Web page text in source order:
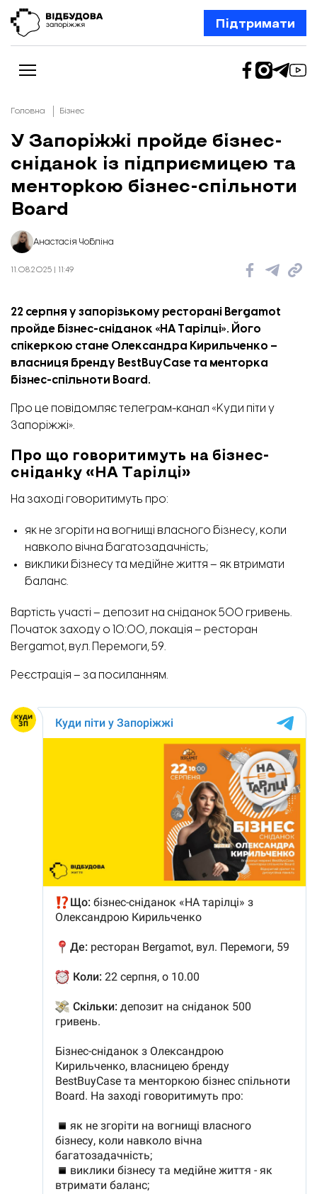
Підтримати
Новини
Відбудова Запоріжжя
Ексклюзив
Бізнес
Шлях додому
Колонки
Про нас
Редакційна політика
Головна Бізнес
У Запоріжжі пройде бізнес-
сніданок із підприємицею та
менторкою бізнес-спільноти
Board
Анастасія Чобліна
11.08.2025 | 11:49
22 серпня у запорізькому ресторані Bergamot
пройде бізнес-сніданок «НА Тарілці». Його
спікеркою стане Олександра Кирильченко –
власниця бренду BestBuyCase та менторка
бізнес-спільноти Board.
Про це повідомляє телеграм-канал «Куди піти у
Запоріжжі».
Про що говоритимуть на бізнес-
сніданку «НА Тарілці»
На заході говоритимуть про:
як не згоріти на вогнищі власного бізнесу, коли
навколо вічна багатозадачність;
виклики бізнесу та медійне життя – як втримати
баланс.
Вартість участі – депозит на сніданок 500 гривень.
Початок заходу о 10:00, локація – ресторан
Bergamot, вул. Перемоги, 59.
Реєстрація – за посиланням.